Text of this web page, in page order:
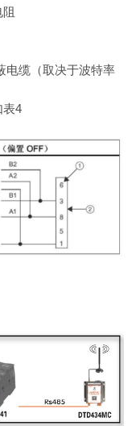
电缆（取决于波特率
表4